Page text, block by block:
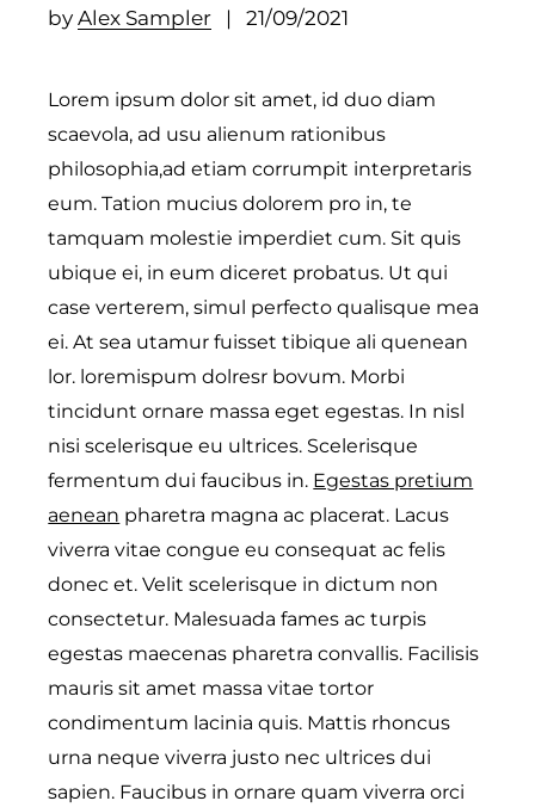
byAlex Sampler 21/09/2021
Lorem ipsum dolor sit amet, id duo diam
scaevola, ad usu alienum rationibus
philosophia,ad etiam corrumpit interpretaris
eum. Tation mucius dolorem pro in, te
tamquam molestie imperdiet cum. Sit quis
ubique ei, in eum diceret probatus. Ut qui
case verterem, simul perfecto qualisque mea
ei. At sea utamur fuisset tibique ali quenean
lor. loremispum dolresr bovum. Morbi
tincidunt ornare massa eget egestas. In nisl
nisi scelerisque eu ultrices. Scelerisque
fermentum dui faucibus in. Egestas pretium
aenean pharetra magna ac placerat. Lacus
viverra vitae congue eu consequat ac felis
donec et. Velit scelerisque in dictum non
consectetur. Malesuada fames ac turpis
egestas maecenas pharetra convallis. Facilisis
mauris sit amet massa vitae tortor
condimentum lacinia quis. Mattis rhoncus
urna neque viverra justo nec ultrices dui
sapien. Faucibus in ornare quam viverra orci